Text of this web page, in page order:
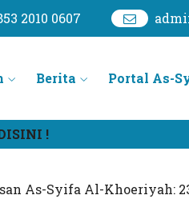
2010 0607
Berita Portal As-
!
As-Syifa Al-Khoeriyah: